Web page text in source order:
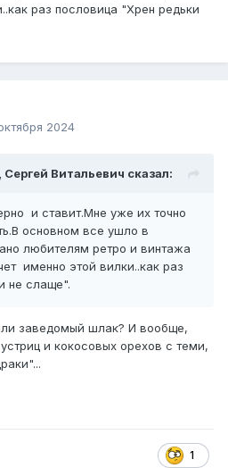
раз пословица "Хрен редьки
2024
Сергей Витальевич сказал:
и ставит.Мне уже их точно
основном все ушло в
любителям ретро и винтажа
именно этой вилки..как раз
не слаще".
заведомый шлак? И вообще,
устриц и кокосовых орехов с теми,
1